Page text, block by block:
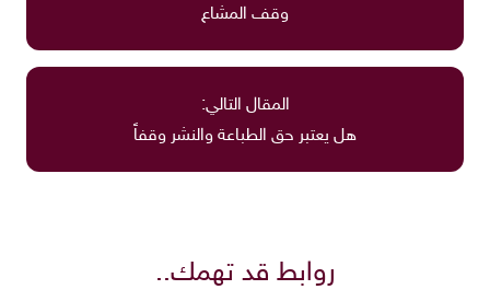
وقف المشاع
المقال التالي:
هل يعتبر حق الطباعة والنشر وقفاً
روابط قد تهمك..